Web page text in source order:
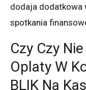
dodaja dodatkowa
spotkania
Czy Czy
Oplaty W
BLIK Na